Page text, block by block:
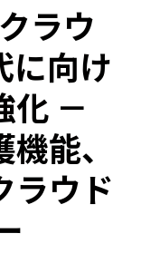
ラウ
に向け
化 －
能、
ラウド